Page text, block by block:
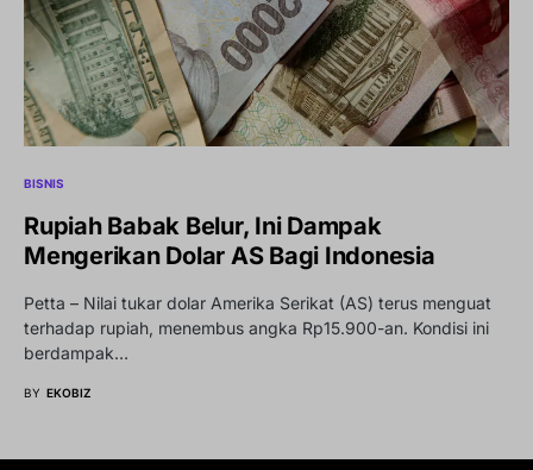
BISNIS
Rupiah Babak Belur, Ini Dampak
Mengerikan Dolar AS Bagi Indonesia
Petta – Nilai tukar dolar Amerika Serikat (AS) terus menguat
terhadap rupiah, menembus angka Rp15.900-an. Kondisi ini
berdampak…
BY EKOBIZ